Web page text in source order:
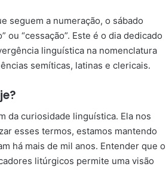
seguem a numeração, o sábado
ou “cessação”. Este é o dia dedicado
linguística na nomenclatura
semíticas, latinas e clericais.
da curiosidade linguística. Ela nos
esses termos, estamos mantendo
há mais de mil anos. Entender que o
litúrgicos permite uma visão